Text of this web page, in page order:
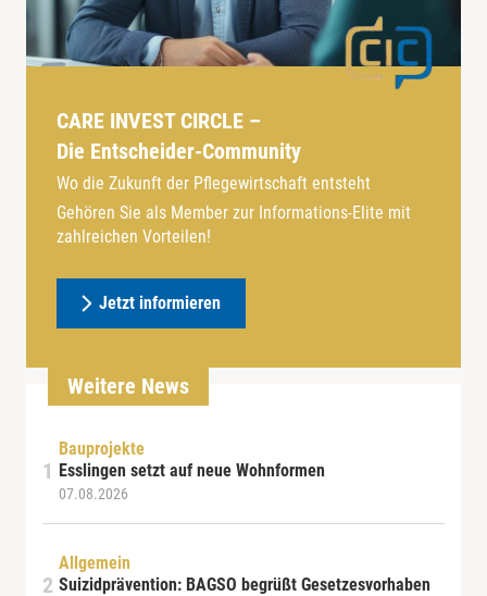
CARE INVEST CIRCLE –
Die Entscheider-Community
Wo die Zukunft der Pflegewirtschaft entsteht
Gehören Sie als Member zur Informations-Elite mit
zahlreichen Vorteilen!
Jetzt informieren
Weitere News
Bauprojekte
Esslingen setzt auf neue Wohnformen
07.08.2026
Allgemein
Suizidprävention: BAGSO begrüßt Gesetzesvorhaben